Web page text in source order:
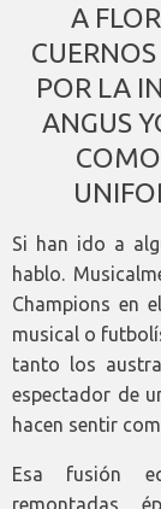
A
POR LA
ANGUS
Si han ido a
hablo.
Champions en
musical o
tanto los
espectador de
hacen sentir
Esa fusión
remontadas